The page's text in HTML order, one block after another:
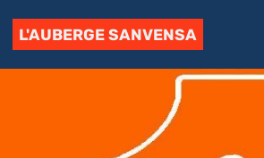
L'AUBERGE SANVENSA